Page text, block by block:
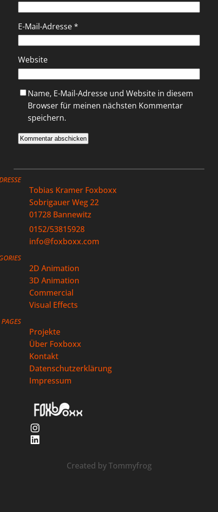
E-Mail-Adresse*
Website
Name, E-Mail-Adresse und Website in diesem
Browser für meinen nächsten Kommentar
speichern.
Tobias Kramer Foxboxx
Sobrigauer Weg 22
01728 Bannewitz
0152/53815928
info@foxboxx.com
2D Animation
3D Animation
Commercial
Visual Effects
PAGES
Projekte
Über Foxboxx
Kontakt
Datenschutzerklärung
Impressum
Instagram
LinkedIn
Created byTommyfrog